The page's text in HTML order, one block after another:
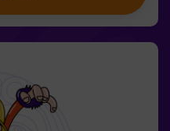
magia! Os espera la
en la aventura,
Existen pasos
bajo.